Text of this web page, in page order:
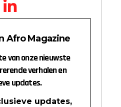
Afro Magazine
van onze nieuwste
verhalen en
updates.
updates,